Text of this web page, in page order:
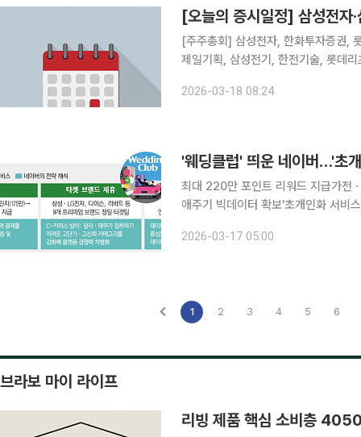
[오늘의 증시일정] 삼성전자
[주주총회] 삼성전자, 한화투자증권,
제일기획, 삼성전기, 한전기술, 롯데
2026-03-18 08:24
'웨딩클럽' 띄운 네이버…'초
최대 220만 포인트 리워드 지급가전
애주기 빅데이터 확보'초개인화 서비스 고도화' 노려 네이버가 커머스
가구 등 고단가 카테고리의 주도권을
2026-03-17 05:00
1 2 3 4 5 6
브라보 마이 라이프
리빙 제품 핵심 소비층